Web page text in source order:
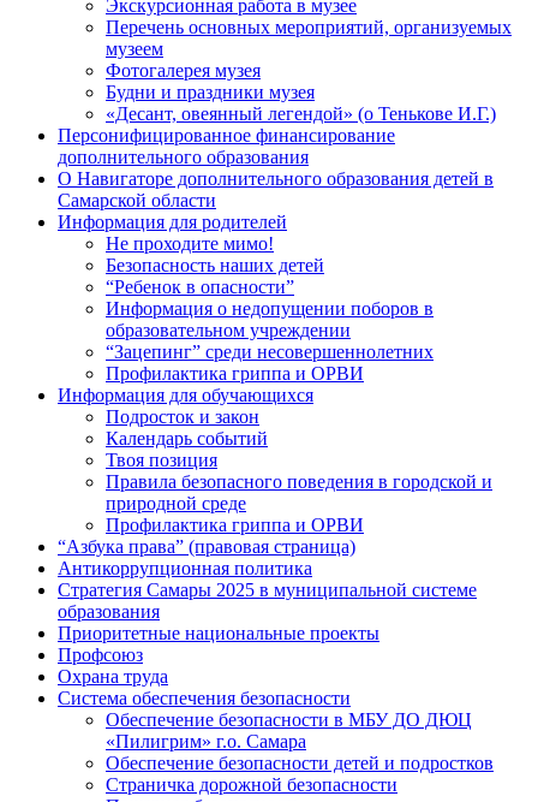
Экскурсионная работа в музее
Перечень основных мероприятий, организуемых
музеем
Фотогалерея музея
Будни и праздники музея
«Десант, овеянный легендой» (о Тенькове И.Г.)
Персонифицированное финансирование
дополнительного образования
О Навигаторе дополнительного образования детей в
Самарской области
Информация для родителей
Не проходите мимо!
Безопасность наших детей
“Ребенок в опасности”
Информация о недопущении поборов в
образовательном учреждении
“Зацепинг” среди несовершеннолетних
Профилактика гриппа и ОРВИ
Информация для обучающихся
Подросток и закон
Календарь событий
Твоя позиция
Правила безопасного поведения в городской и
природной среде
Профилактика гриппа и ОРВИ
“Азбука права” (правовая страница)
Антикоррупционная политика
Стратегия Самары 2025 в муниципальной системе
образования
Приоритетные национальные проекты
Профсоюз
Охрана труда
Система обеспечения безопасности
Обеспечение безопасности в МБУ ДО ДЮЦ
«Пилигрим» г.о. Самара
Обеспечение безопасности детей и подростков
Страничка дорожной безопасности